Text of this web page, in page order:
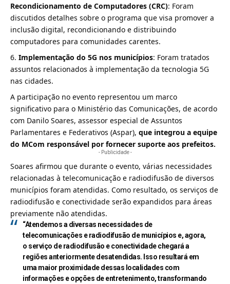
Recondicionamento de Computadores (CRC): Foram
discutidos detalhes sobre o programa que visa promover a
inclusão digital, recondicionando e distribuindo
computadores para comunidades carentes.
Implementação do 5G nos municípios: Foram tratados
assuntos relacionados à implementação da tecnologia 5G
nas cidades.
A participação no evento representou um marco
significativo para o Ministério das Comunicações, de acordo
com Danilo Soares, assessor especial de Assuntos
Parlamentares e Federativos (Aspar), que integrou a equipe
do MCom responsável por fornecer suporte aos prefeitos.
- Publicidade -
Soares afirmou que durante o evento, várias necessidades
relacionadas à telecomunicação e radiodifusão de diversos
municípios foram atendidas. Como resultado, os serviços de
radiodifusão e conectividade serão expandidos para áreas
previamente não atendidas.
“Atendemos a diversas necessidades de
telecomunicações e radiodifusão de municípios e, agora,
o serviço de radiodifusão e conectividade chegará a
regiões anteriormente desatendidas. Isso resultará em
uma maior proximidade dessas localidades com
informações e opções de entretenimento, transformando